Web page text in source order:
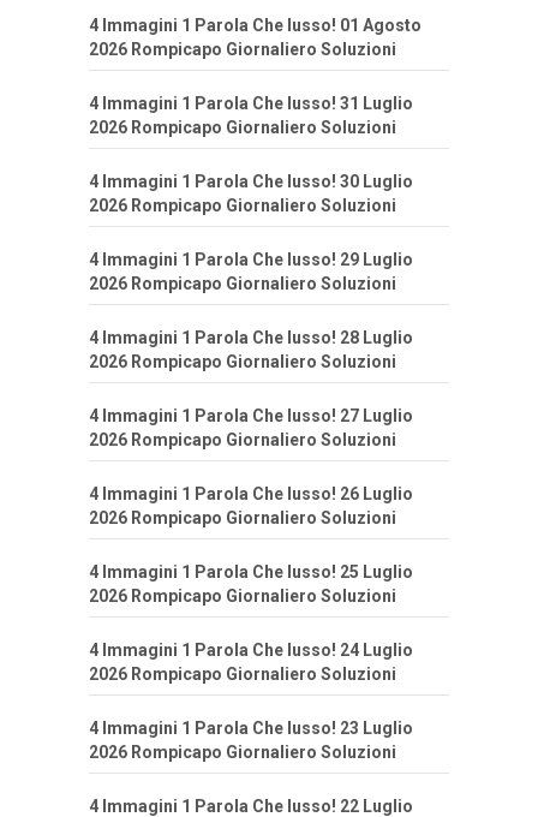
4 Immagini 1 Parola Che lusso! 01 Agosto
2026 Rompicapo Giornaliero Soluzioni
4 Immagini 1 Parola Che lusso! 31 Luglio
2026 Rompicapo Giornaliero Soluzioni
4 Immagini 1 Parola Che lusso! 30 Luglio
2026 Rompicapo Giornaliero Soluzioni
4 Immagini 1 Parola Che lusso! 29 Luglio
2026 Rompicapo Giornaliero Soluzioni
4 Immagini 1 Parola Che lusso! 28 Luglio
2026 Rompicapo Giornaliero Soluzioni
4 Immagini 1 Parola Che lusso! 27 Luglio
2026 Rompicapo Giornaliero Soluzioni
4 Immagini 1 Parola Che lusso! 26 Luglio
2026 Rompicapo Giornaliero Soluzioni
4 Immagini 1 Parola Che lusso! 25 Luglio
2026 Rompicapo Giornaliero Soluzioni
4 Immagini 1 Parola Che lusso! 24 Luglio
2026 Rompicapo Giornaliero Soluzioni
4 Immagini 1 Parola Che lusso! 23 Luglio
2026 Rompicapo Giornaliero Soluzioni
4 Immagini 1 Parola Che lusso! 22 Luglio